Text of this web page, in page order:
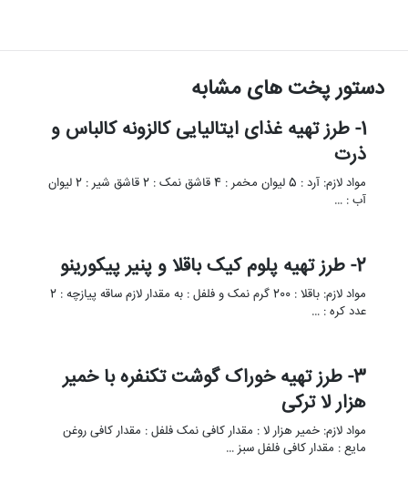
دستور پخت های مشابه
1- طرز تهیه غذای ایتالیایی کالزونه کالباس و
ذرت
مواد لازم: آرد : 5 لیوان مخمر : 4 قاشق نمک : 2 قاشق شیر : 2 لیوان
آب : …
2- طرز تهیه پلوم کیک باقلا و پنیر پیکورینو
مواد لازم: باقلا : 200 گرم نمک و فلفل : به مقدار لازم ساقه پیازچه : 2
عدد کره : …
3- طرز تهیه خوراک گوشت تکنفره با خمیر
هزار لا ترکی
مواد لازم: خمیر هزار لا : مقدار کافی نمک فلفل : مقدار کافی روغن
مایع : مقدار کافی فلفل سبز …